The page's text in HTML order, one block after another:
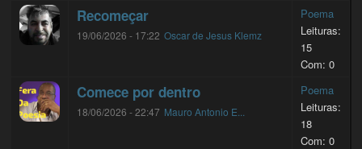
Recomeçar
19/06/2026 - 17:22 Oscar de Jesus Klemz
Poema
Leituras:
15
Com: 0
Comece por dentro
18/06/2026 - 22:47 Mauro Antonio E...
Poema
Leituras:
18
Com: 0